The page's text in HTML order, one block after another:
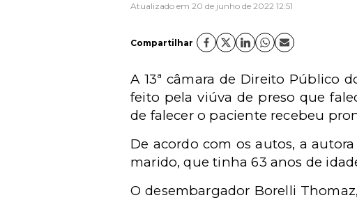
Atualizado em 20 de junho de 2022 12:51
Compartilhar
A 13ª câmara de Direito Público
feito pela viúva de preso que
de falecer o paciente recebeu
De acordo com os autos, a
marido, que tinha 63 anos de
O desembargador Borelli